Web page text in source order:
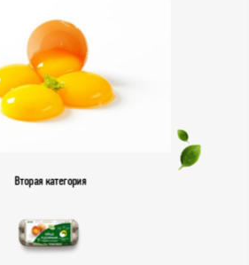
Вторая категория